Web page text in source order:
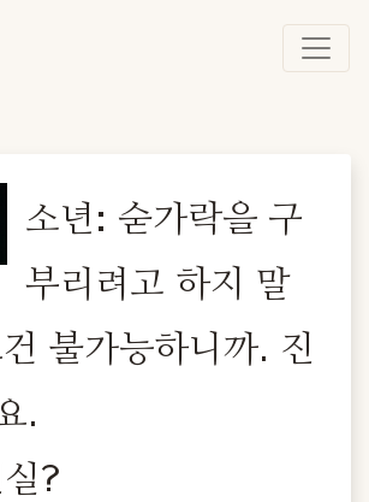
소년: 숟가락을 구
부리려고 하지 말
불가능하니까. 진
.
?